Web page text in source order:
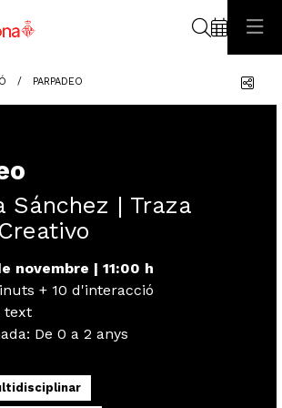
PARPADEO
Sánchez | Traza
novembre | 11:00 h
+ 10 d'interacció
text
: De 0 a 2 anys